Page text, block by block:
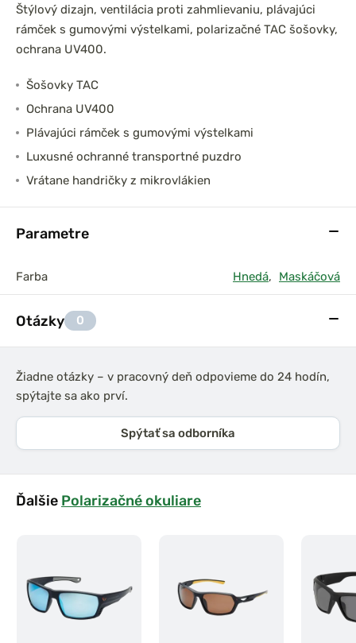
Štýlový dizajn, ventilácia proti zahmlievaniu, plávajúci
rámček s gumovými výstelkami, polarizačné TAC šošovky,
ochrana UV400.
Šošovky TAC
Ochrana UV400
Plávajúci rámček s gumovými výstelkami
Luxusné ochranné transportné puzdro
Vrátane handričky z mikrovlákien
Parametre
Farba Hnedá, Maskáčová
Otázky 0
Žiadne otázky – v pracovný deň odpovieme do 24 hodín,
spýtajte sa ako prví.
Spýtať sa odborníka
Ďalšie Polarizačné okuliare